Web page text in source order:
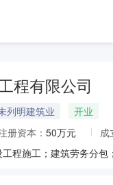
程有限公司
列明建筑业
开业
册资本： 50万元
成